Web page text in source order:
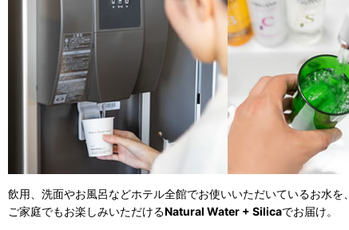
飲用、洗面やお風呂などホテル全館でお使いいただいているお水を、
ご家庭でもお楽しみいただけるNatural Water + Silicaでお届け。